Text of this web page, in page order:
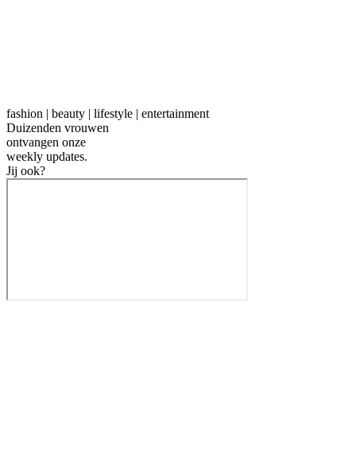
fashion | beauty | lifestyle | entertainment
Duizenden vrouwen
ontvangen onze
weekly updates.
Jij ook?